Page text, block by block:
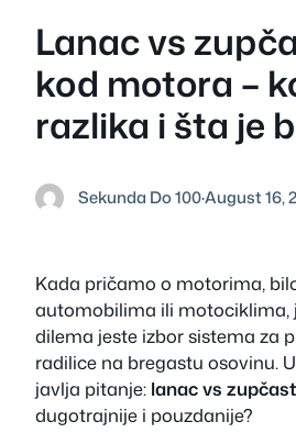
Lanac vs
kod motora –
razlika i šta je
Sekunda Do 100·August 16,
Kada pričamo o motorima,
automobilima ili motociklima,
dilema jeste izbor sistema za
radilice na bregastu osovinu.
javlja pitanje: lanac vs
dugotrajnije i pouzdanije?